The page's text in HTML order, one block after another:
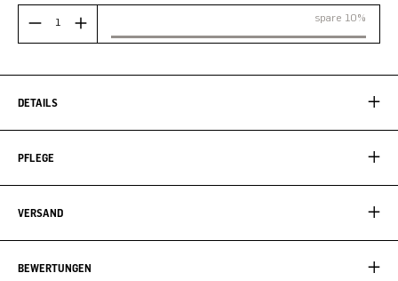
spare 10%
DETAILS
PFLEGE
VERSAND
BEWERTUNGEN